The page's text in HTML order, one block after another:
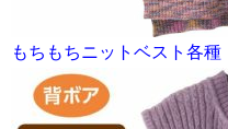
もちもちニットベスト各種